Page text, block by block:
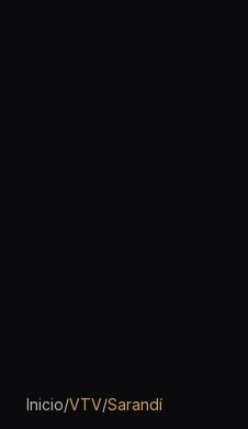
Inicio/VTV/Sarandí